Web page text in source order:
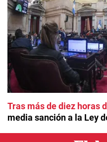
Tras más de diez horas
media sanción a la Ley